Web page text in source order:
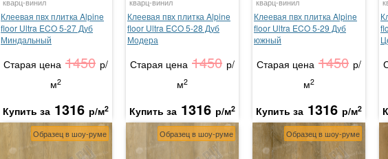
Клеевая пвх плитка Alpine
floor Ultra ECO 5-27 Дуб
Миндальный
Старая цена 1450 р/
м2
Купить за 1316 р/м2
Клеевая пвх плитка Alpine
floor Ultra ECO 5-28 Дуб
Модера
Старая цена 1450 р/
м2
Купить за 1316 р/м2
Клеевая пвх плитка Alpine
floor Ultra ECO 5-29 Дуб
южный
Старая цена 1450 р/
м2
Купить за 1316 р/м2
Образец в шоу-руме Образец в шоу-руме Образец в шоу-руме